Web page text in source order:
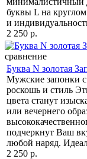
буквы L на
и
2 250 р.
сравнение
Буква N золотая
Мужские запонки с
роскошь и стиль
цвета станут
или вечернего
подчеркнут Ваш
любой наряд.
2 250 р.